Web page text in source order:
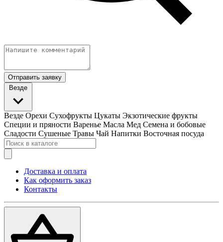
Отправить заявку
Везде
Везде Орехи Сухофрукты Цукаты Экзотические фрукты
Специи и пряности Варенье Масла Мед Семена и бобовые
Сладости Сушеные Травы Чай Напитки Восточная посуда
Доставка и оплата
Как оформить заказ
Контакты